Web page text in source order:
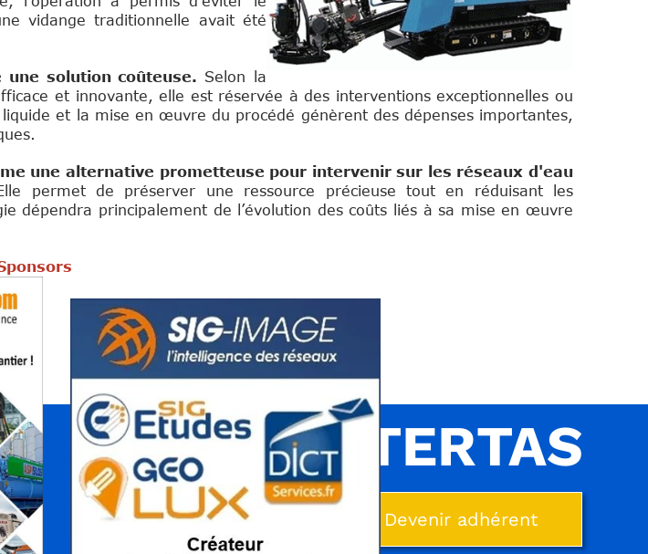
Devenir adhérent
INTERTAS
vidange traditionnelle avait été
une solution coûteuse. Selon la
et innovante, elle est réservée à des interventions exceptionnelles ou
et la mise en œuvre du procédé génèrent des dépenses importantes,
une alternative prometteuse pour intervenir sur les réseaux d'eau
permet de préserver une ressource précieuse tout en réduisant les
dépendra principalement de l’évolution des coûts liés à sa mise en œuvre